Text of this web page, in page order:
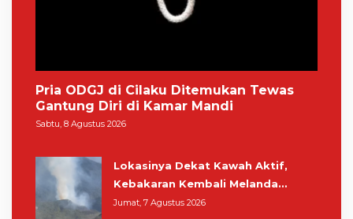
Pria ODGJ di Cilaku Ditemukan Tewas
Gantung Diri di Kamar Mandi
Sabtu, 8 Agustus 2026
Lokasinya Dekat Kawah Aktif,
Kebakaran Kembali Melanda
Kawasan Gunung Gede Pangrango
Jumat, 7 Agustus 2026